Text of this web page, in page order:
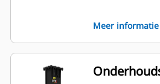
Kritische
waardoor
werkterrein
Meer informatie